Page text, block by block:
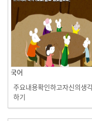
국어
주요내용확인하고자신의생
하기